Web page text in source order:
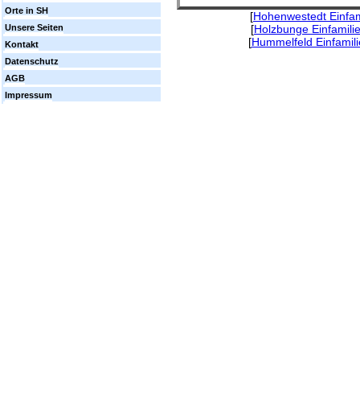
[Hohenwestedt
[Holzbunge
[Hummelfeld
Orte in SH
Unsere Seiten
Kontakt
Datenschutz
AGB
Impressum